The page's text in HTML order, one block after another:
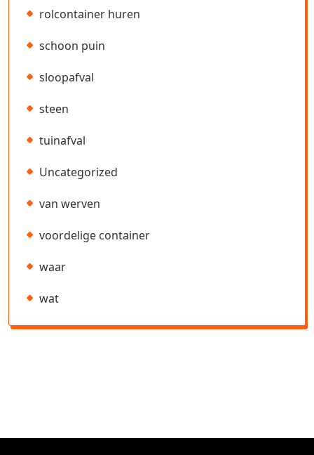
rolcontainer huren
schoon puin
sloopafval
steen
tuinafval
Uncategorized
van werven
voordelige container
waar
wat